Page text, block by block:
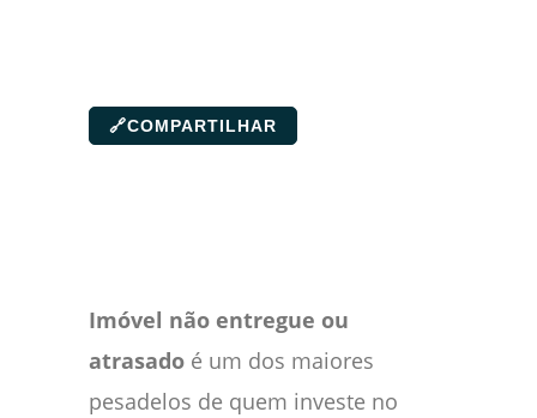
🔗COMPARTILHAR
Imóvel não entregue ou
atrasado é um dos maiores
pesadelos de quem investe no